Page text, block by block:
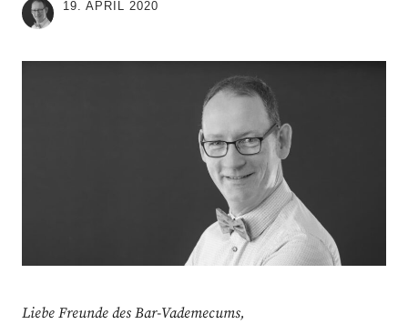
19. APRIL 2020
Liebe Freunde des Bar-Vademecums,